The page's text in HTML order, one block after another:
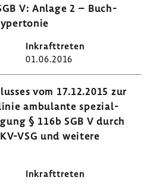
V: Anlage 2 – Buch­
01.06.2016
vom 17.12.2015 zur
ambu­lante spezi­al­
§ 116b SGB V durch
VSG und weitere